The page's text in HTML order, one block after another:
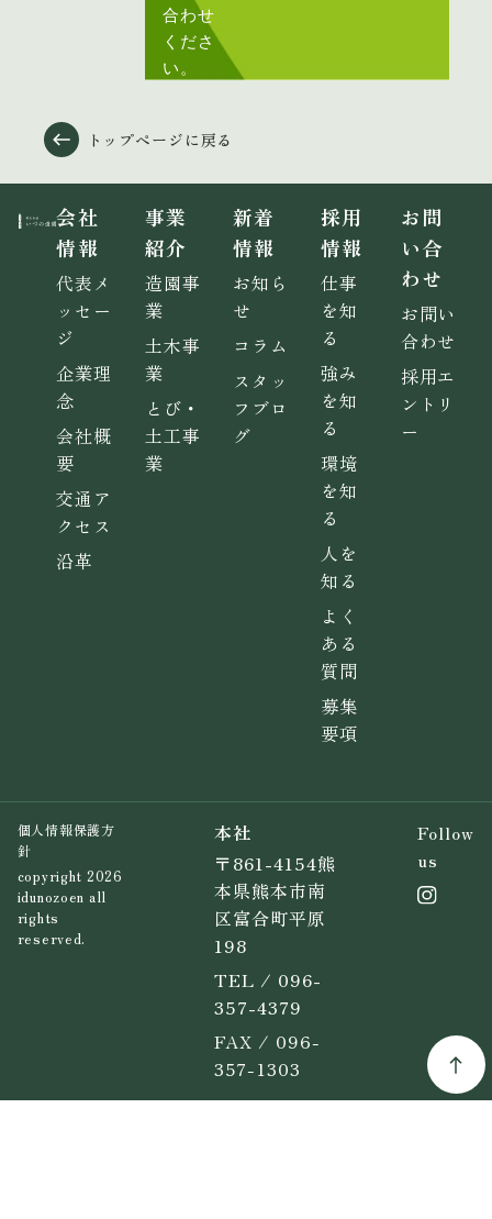
合わせ
くださ
い。
トップページに戻る
会社
情報
代表メ
ッセー
ジ
企業理
念
会社概
要
交通ア
クセス
沿革
事業
紹介
造園事
業
土木事
業
とび・
土工事
業
新着
情報
お知ら
せ
コラム
スタッ
フブロ
グ
採用
情報
仕事
を知
る
強み
を知
る
環境
を知
る
人を
知る
よく
ある
質問
募集
要項
お問
い合
わせ
お問い
合わせ
採用エ
ントリ
ー
個人情報保護方
針
copyright 2026
idunozoen all
rights
reserved.
本社
〒861-4154熊
本県熊本市南
区富合町平原
198
TEL / 096-
357-4379
FAX / 096-
357-1303
Follow
us